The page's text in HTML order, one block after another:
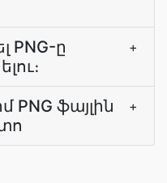
PNG-ը
+
PNG ֆայլին
+